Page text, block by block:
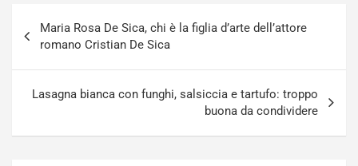
articoli
Maria Rosa De Sica, chi è la figlia d’arte dell’attore
romano Cristian De Sica
Lasagna bianca con funghi, salsiccia e tartufo: troppo
buona da condividere